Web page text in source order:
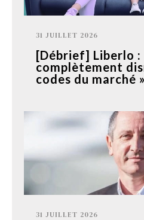
31 JUILLET 2026
[Débrief] Liberlo :
complètement
codes du marché »
31 JUILLET 2026